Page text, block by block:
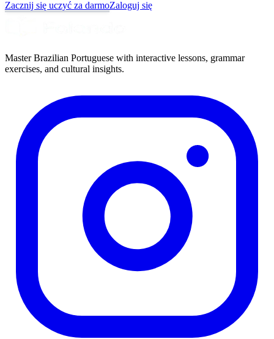
Zacznij się uczyć za darmoZaloguj się
Master Brazilian Portuguese with interactive lessons, grammar
exercises, and cultural insights.